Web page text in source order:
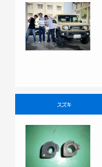
スズキ